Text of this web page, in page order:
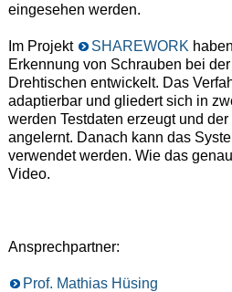
eingesehen werden.
Im Projekt SHAREWORK
Erkennung von Schrauben bei
Drehtischen entwickelt. Das
adaptierbar und gliedert sich in
werden Testdaten erzeugt und
angelernt. Danach kann das
verwendet werden. Wie das
Video.
Ansprechpartner:
Prof. Mathias Hüsing